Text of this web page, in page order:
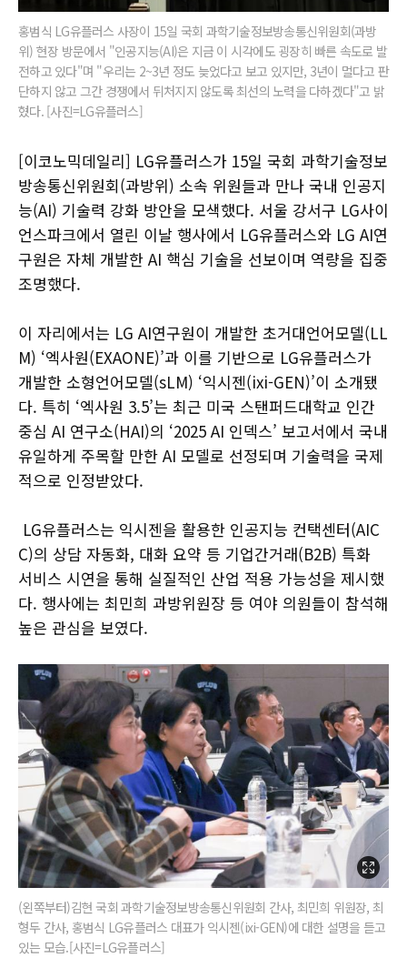
홍범식 LG유플러스 사장이 15일 국회 과학기술정보방송통신위원회(과방
위) 현장 방문에서 "인공지능(AI)은 지금 이 시각에도 굉장히 빠른 속도로 발
전하고 있다"며 "우리는 2~3년 정도 늦었다고 보고 있지만, 3년이 멀다고 판
단하지 않고 그간 경쟁에서 뒤처지지 않도록 최선의 노력을 다하겠다"고 밝
혔다. [사진=LG유플러스]
[이코노믹데일리] LG유플러스가 15일 국회 과학기술정보
방송통신위원회(과방위) 소속 위원들과 만나 국내 인공지
능(AI) 기술력 강화 방안을 모색했다. 서울 강서구 LG사이
언스파크에서 열린 이날 행사에서 LG유플러스와 LG AI연
구원은 자체 개발한 AI 핵심 기술을 선보이며 역량을 집중
조명했다.
이 자리에서는 LG AI연구원이 개발한 초거대언어모델(LL
M) ‘엑사원(EXAONE)’과 이를 기반으로 LG유플러스가
개발한 소형언어모델(sLM) ‘익시젠(ixi-GEN)’이 소개됐
다. 특히 ‘엑사원 3.5’는 최근 미국 스탠퍼드대학교 인간
중심 AI 연구소(HAI)의 ‘2025 AI 인덱스’ 보고서에서 국내
유일하게 주목할 만한 AI 모델로 선정되며 기술력을 국제
적으로 인정받았다.
LG유플러스는 익시젠을 활용한 인공지능 컨택센터(AIC
C)의 상담 자동화, 대화 요약 등 기업간거래(B2B) 특화
서비스 시연을 통해 실질적인 산업 적용 가능성을 제시했
다. 행사에는 최민희 과방위원장 등 여야 의원들이 참석해
높은 관심을 보였다.
(왼쪽부터)김현 국회 과학기술정보방송통신위원회 간사, 최민희 위원장, 최
형두 간사, 홍범식 LG유플러스 대표가 익시젠(ixi-GEN)에 대한 설명을 듣고
있는 모습.[사진=LG유플러스]